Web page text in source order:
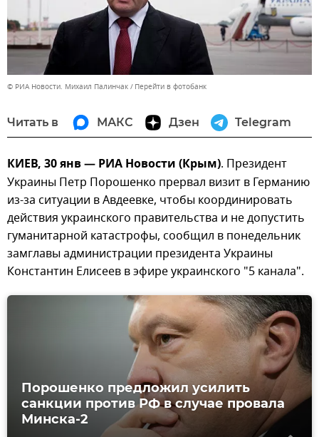
© РИА Новости. Михаил Палинчак Перейти в фотобанк
Читать в МАКС Дзен Telegram
КИЕВ, 30 янв — РИА Новости (Крым). Президент
Украины Петр Порошенко прервал визит в Германию
из-за ситуации в Авдеевке, чтобы координировать
действия украинского правительства и не допустить
гуманитарной катастрофы, сообщил в понедельник
замглавы администрации президента Украины
Константин Елисеев в эфире украинского "5 канала".
Порошенко предложил усилить
санкции против РФ в случае провала
Минска-2